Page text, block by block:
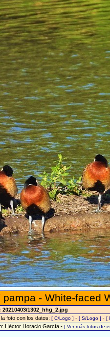
pampa - White-faced
1302_hhg_2.jpg
foto con los datos: [ C/Logo ] - [ S/Logo ] - [
Héctor Horacio García - [ Ver más fotos de